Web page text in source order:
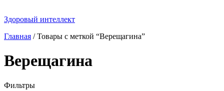
Здоровый интеллект
Главная / Товары с меткой “Верещагина”
Верещагина
Фильтры